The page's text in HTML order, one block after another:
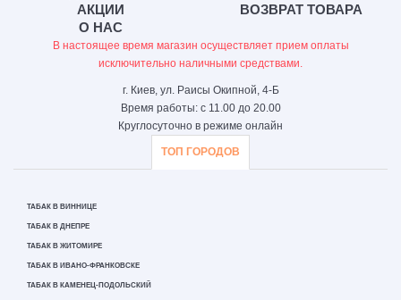
АКЦИИ
О НАС
ВОЗВРАТ ТОВАРА
В настоящее время магазин осуществляет прием оплаты
исключительно наличными средствами.
г. Киев, ул. Раисы Окипной, 4-Б
Время работы: с 11.00 до 20.00
Круглосуточно в режиме онлайн
ТОП ГОРОДОВ
ТАБАК В ВИННИЦЕ
ТАБАК В ДНЕПРЕ
ТАБАК В ЖИТОМИРЕ
ТАБАК В ИВАНО-ФРАНКОВСКЕ
ТАБАК В КАМЕНЕЦ-ПОДОЛЬСКИЙ